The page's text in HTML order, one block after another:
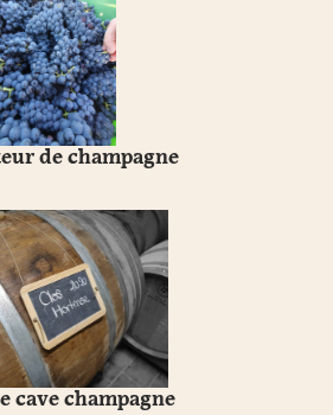
de champagne
cave champagne